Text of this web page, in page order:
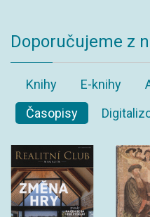
Doporučujeme z
Knihy E-knihy
Časopisy